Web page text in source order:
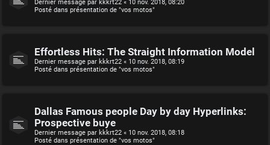
Dernier message par kkkrt22 « 10 nov. 2018, 08:20
Posté dans présentation de "vos motos"
Effortless Hits: The Straight Information Model
Dernier message par kkkrt22 « 10 nov. 2018, 08:19
Posté dans présentation de "vos motos"
Dallas Famous people Day by day Hyperlinks:
Prospective buye
Dernier message par kkkrt22 « 10 nov. 2018, 08:18
Posté dans présentation de "vos motos"